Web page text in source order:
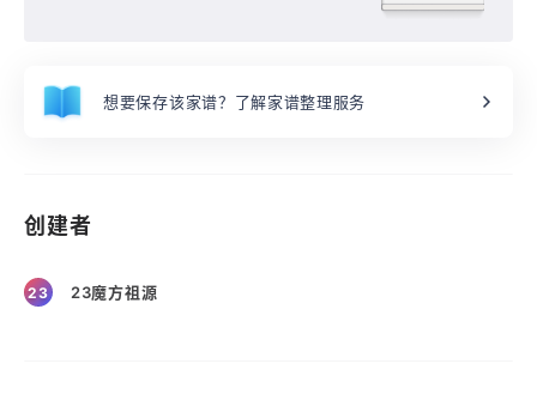
想要保存该家谱？了解家谱整理服务
创建者
23 23魔方祖源